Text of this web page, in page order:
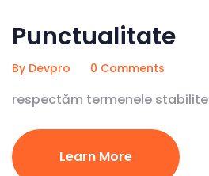
Punctualitate
By Devpro 0 Comments
respectăm termenele stabilite
Learn More